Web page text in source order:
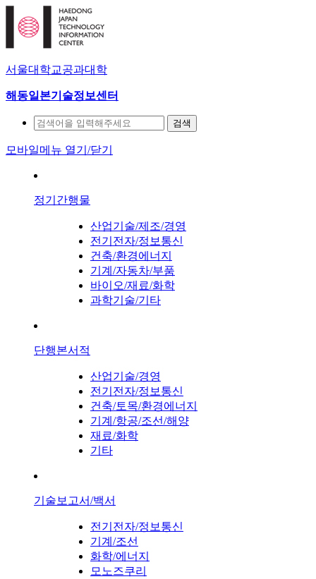
서울대학교공과대학
해동일본기술정보센터
검색
모바일메뉴 열기/닫기
정기간행물
산업기술/제조/경영
전기전자/정보통신
건축/환경에너지
기계/자동차/부품
바이오/재료/화학
과학기술/기타
단행본서적
산업기술/경영
전기전자/정보통신
건축/토목/환경에너지
기계/항공/조선/해양
재료/화학
기타
기술보고서/백서
전기전자/정보통신
기계/조선
화학/에너지
모노즈쿠리